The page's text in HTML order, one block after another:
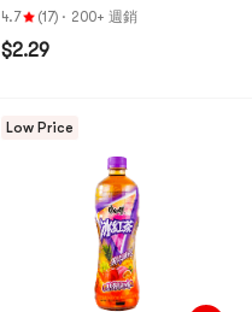
4.7
(17) · 200+ 週銷
$2.29
Low Price